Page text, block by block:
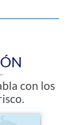
con los